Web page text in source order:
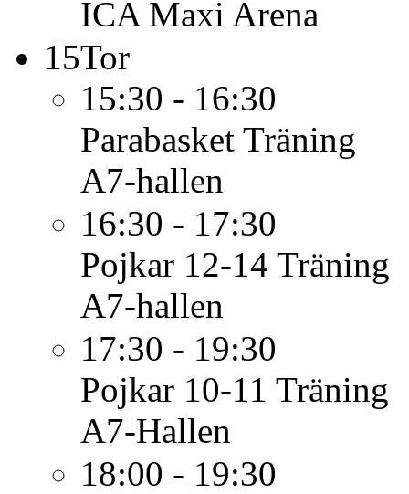
ICA Maxi Arena
15Tor
15:30 - 16:30
Parabasket Träning
A7-hallen
16:30 - 17:30
Pojkar 12-14 Träning
A7-hallen
17:30 - 19:30
Pojkar 10-11 Träning
A7-Hallen
18:00 - 19:30